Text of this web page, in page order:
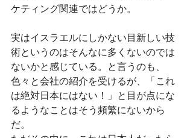
ケティング関連ではどうか。
実はイスラエルにしかない目新しい技
術というのはそんなに多くないのでは
ないかと感じている。と言うのも、
色々と会社の紹介を受けるが、「これ
は絶対日本にはない！」と目が点にな
るようなことはそう頻繁にないから
だ。